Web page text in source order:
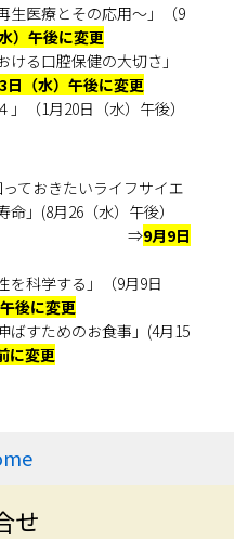
医療とその応用～」（9
）午後に変更
る口腔保健の大切さ」
日（水）午後に変更
（1月20日（水）午後）
ておきたいライフサイエ
(8月26（水）午後）
9月9日
科学する」（9月9日
後に変更
すためのお食事」(4月15
に変更
せ